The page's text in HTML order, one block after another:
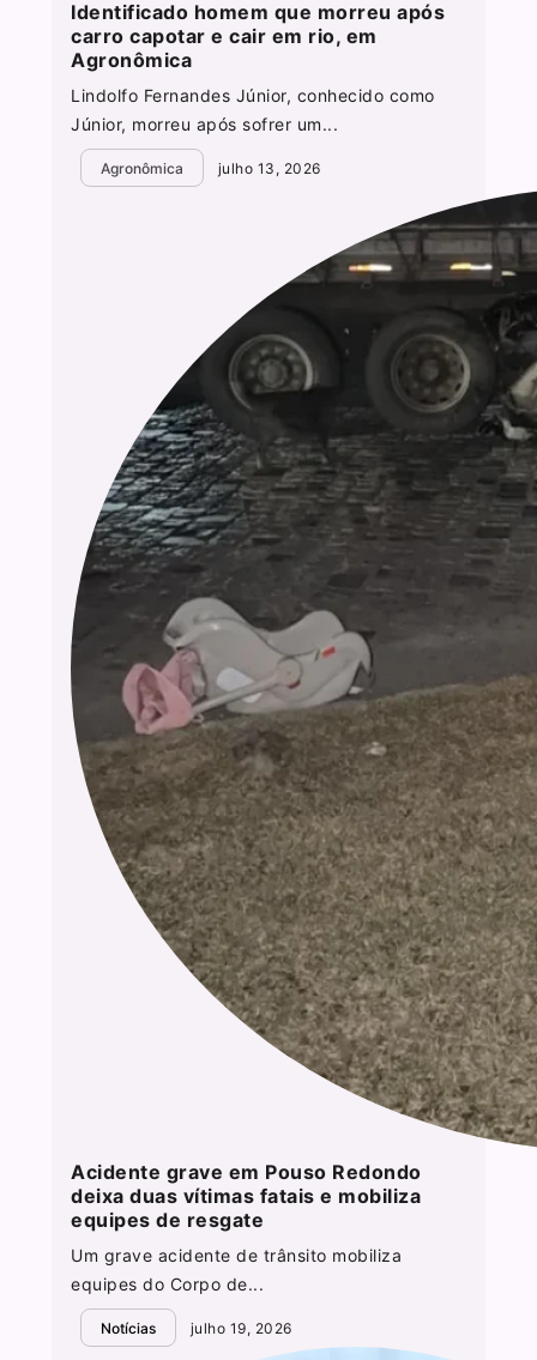
Identificado homem que morreu após
carro capotar e cair em rio, em
Agronômica
Lindolfo Fernandes Júnior, conhecido como
Júnior, morreu após sofrer um...
Agronômica julho 13, 2026
Acidente grave em Pouso Redondo
deixa duas vítimas fatais e mobiliza
equipes de resgate
Um grave acidente de trânsito mobiliza
equipes do Corpo de...
Notícias julho 19, 2026